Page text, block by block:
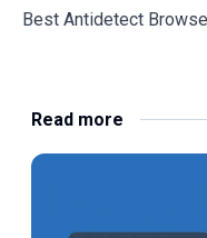
Best Antidetect
Read more